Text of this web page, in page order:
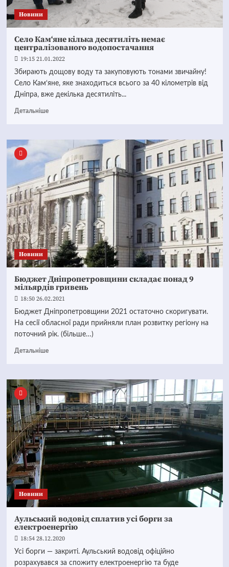
Новини
Село Кам‘яне кілька десятиліть немає
централізованого водопостачання
19:15 21.01.2022
Збирають дощову воду та закуповують тонами звичайну!
Село Кам‘яне, яке знаходиться всього за 40 кілометрів від
Дніпра, вже декілька десятиліть...
Детальніше
Новини
Бюджет Дніпропетровщини складає понад 9
мільярдів гривень
18:50 26.02.2021
Бюджет Дніпропетровщини 2021 остаточно скоригувати.
На сесії обласної ради прийняли план розвитку регіону на
поточний рік. (більше…)
Детальніше
Новини
Аульський водовід сплатив усі борги за
електроенергію
18:54 28.12.2020
Усі борги — закриті. Аульський водовід офіційно
розрахувався за спожиту електроенергію та буде